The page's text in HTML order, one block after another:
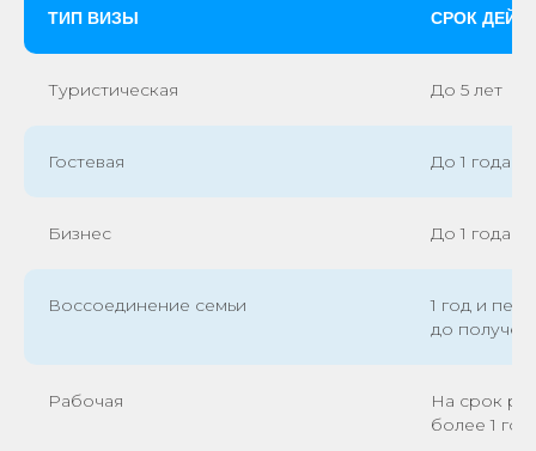
ТИП ВИЗЫ СРОК
Туристическая До 5 лет
Гостевая До 1 года
Бизнес До 1 года
Воссоединение семьи
1 год и
до
Рабочая
На срок
более 1